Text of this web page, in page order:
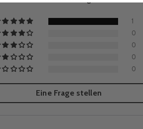
1
0
0
0
0
Eine Frage stellen